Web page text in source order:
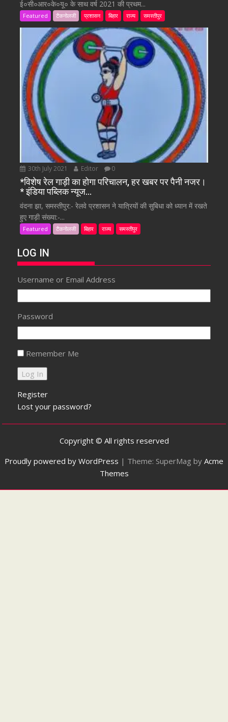
ई०सी०आर०के०यू० के साथ वर्ष 2021 की प्रथम...
Featured टैकनोलजी प्रशासन बिहार राज्य समस्तीपुर
30th July 2021 Editor 0
*विशेष रेल गाड़ी का होगा परिचालन, हर खबर पर पैनी नजर।
* इंडिया पब्लिक न्यूज…
वंदना झा, समस्तीपुर:- रेलवे प्रशासन ने यात्रियों की सुबिधा को ध्यान में रखते
हुए गाड़ी संख्या:-...
Featured टैकनोलजी बिहार राज्य समस्तीपुर
LOG IN
Username or Email Address
Password
Remember Me
Register
Lost your password?
Copyright © All rights reserved
Proudly powered by WordPress | Theme: SuperMag by Acme
Themes